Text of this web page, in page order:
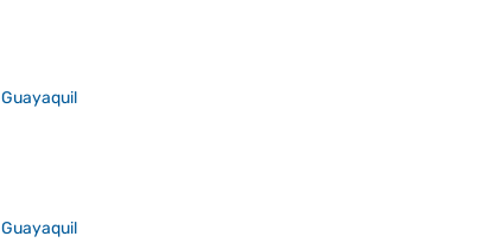
Guayaquil
Guayaquil